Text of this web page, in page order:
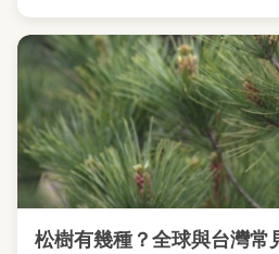
松樹有幾種？全球與台灣常